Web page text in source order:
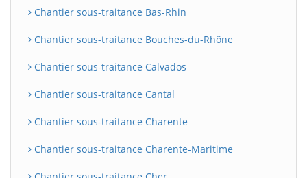
Chantier sous-traitance Bas-Rhin
Chantier sous-traitance Bouches-du-Rhône
Chantier sous-traitance Calvados
Chantier sous-traitance Cantal
Chantier sous-traitance Charente
Chantier sous-traitance Charente-Maritime